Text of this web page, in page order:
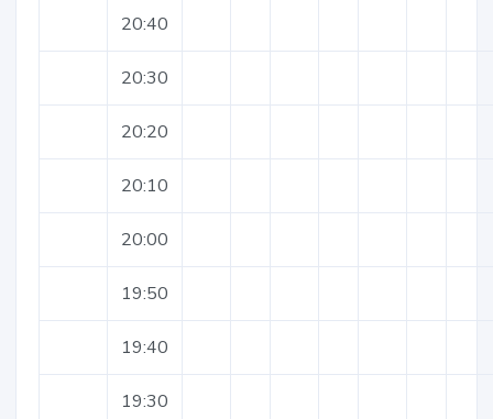
20:40
20:30
20:20
20:10
20:00
19:50
19:40
19:30